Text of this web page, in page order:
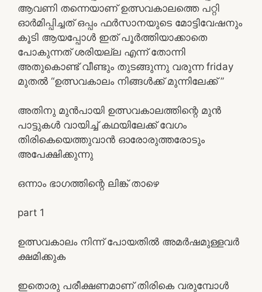
ആവണി തന്നെയാണ് ഉത്സവകാലത്തെ പറ്റി
ഓർമിപ്പിച്ചത് ഒപ്പം ഫർസാനയുടെ മോട്ടിവേഷനും
കൂടി ആയപ്പോൾ ഇത് പൂർത്തിയാക്കാതെ
പോകുന്നത് ശരിയല്ല എന്ന് തോന്നി
അതുകൊണ്ട് വീണ്ടും തുടങ്ങുന്നു വരുന്ന friday
മുതൽ “ഉത്സവകാലം നിങ്ങൾക്ക് മുന്നിലേക്ക് ”
അതിനു മുൻപായി ഉത്സവകാലത്തിന്റെ മുൻ
പാട്ടുകൾ വായിച്ച് കഥയിലേക്ക് വേഗം
തിരികെയെത്തുവാൻ ഓരോരുത്തരോടും
അപേക്ഷിക്കുന്നു
ഒന്നാം ഭാഗത്തിന്റെ ലിങ്ക് താഴെ
part 1
ഉത്സവകാലം നിന്ന് പോയതിൽ അമർഷമുള്ളവർ
ക്ഷമിക്കുക
ഇതൊരു പരീക്ഷണമാണ് തിരികെ വരുമ്പോൾ